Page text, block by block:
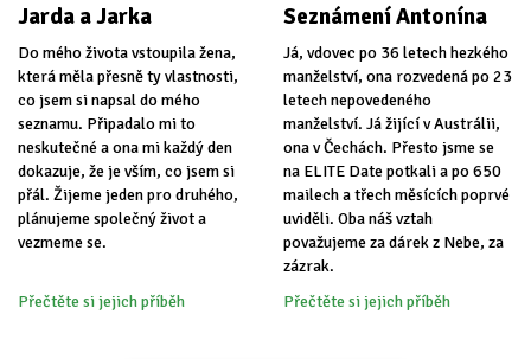
Jarda a Jarka
Do mého života vstoupila žena,
která měla přesně ty vlastnosti,
co jsem si napsal do mého
seznamu. Připadalo mi to
neskutečné a ona mi každý den
dokazuje, že je vším, co jsem si
přál. Žijeme jeden pro druhého,
plánujeme společný život a
vezmeme se.
Přečtěte si jejich příběh
Seznámení Antonína
Já, vdovec po 36 letech hezkého
manželství, ona rozvedená po 23
letech nepovedeného
manželství. Já žijící v Austrálii,
ona v Čechách. Přesto jsme se
na ELITE Date potkali a po 650
mailech a třech měsících poprvé
uviděli. Oba náš vztah
považujeme za dárek z Nebe, za
zázrak.
Přečtěte si jejich příběh